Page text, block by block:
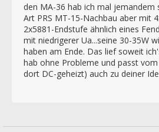
den MA-36 hab ich mal jemandem
Art PRS MT-15-Nachbau aber mit
2x5881-Endstufe ähnlich eines
mit niedrigerer Ua...seine 30-35W
haben am Ende. Das lief soweit
hab ohne Probleme und passt
dort DC-geheizt) auch zu deiner